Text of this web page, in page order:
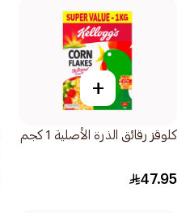
+
كلوقز رقائق الذرة الأصلية 1 كجم
47.95